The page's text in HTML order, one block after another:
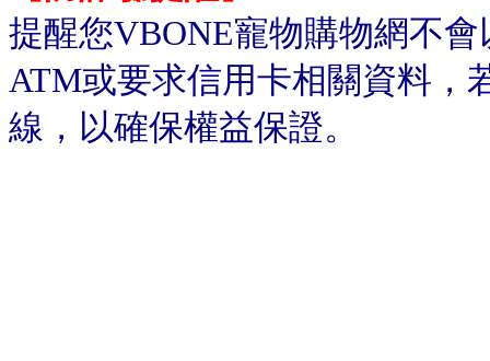
提醒您VBONE寵物購物網不
ATM或要求信用卡相關資料，
線，以確保權益保證。